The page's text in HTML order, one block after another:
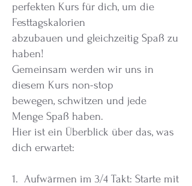
perfekten Kurs für dich, um die
Festtagskalorien
abzubauen und gleichzeitig Spaß zu
haben!
Gemeinsam werden wir uns in
diesem Kurs non-stop
bewegen, schwitzen und jede
Menge Spaß haben.
Hier ist ein Überblick über das, was
dich erwartet:
1. Aufwärmen im 3/4 Takt: Starte mit